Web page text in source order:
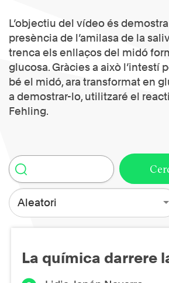
L’objectiu del vídeo és
presència de l’amilasa de la
trenca els enllaços del midó
glucosa. Gràcies a això l’intestí
bé el midó, ara transformat en
a demostrar-lo, utilitzaré el
Fehling.
Aleatori
La química darrere